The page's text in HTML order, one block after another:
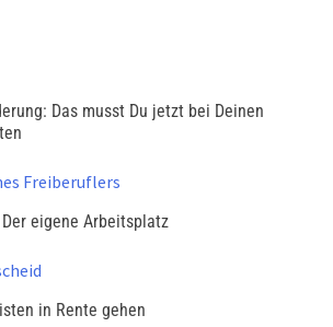
Das musst Du jetzt bei Deinen
eigene Arbeitsplatz
in Rente gehen